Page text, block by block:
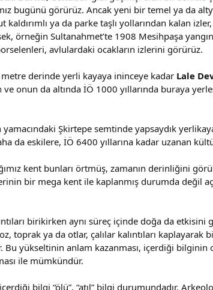
bugünü görürüz. Ancak yeni bir temel ya da
ya da parke taşlı yollarından kalan
örneğin Sultanahmet’te 1908 Mesihpaşa
avlulardaki ocakların izlerini görürüz.
derinde yerli kayaya ininceye kadar Lale
onun da altında İÖ 1000 yıllarında buraya
yamacındaki Şkirtepe semtinde yapsaydık
da eskilere, İÖ 6400 yıllarına kadar uzanan
kent bunları örtmüş, zamanın derinliğini
bir mega kent ile kaplanmış durumda değil
birikirken aynı süreç içinde doğa da etkisini
toprak ya da otlar, çalılar kalıntıları kaplayarak
yükseltinin anlam kazanması, içerdiği bilginin
ile mümkündür.
bilgi “ölü”, “atıl” bilgi durumundadır.